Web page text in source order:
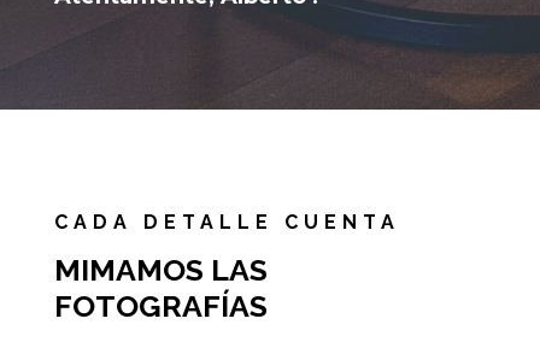
CADA DETALLE CUENTA
MIMAMOS LAS
FOTOGRAFÍAS